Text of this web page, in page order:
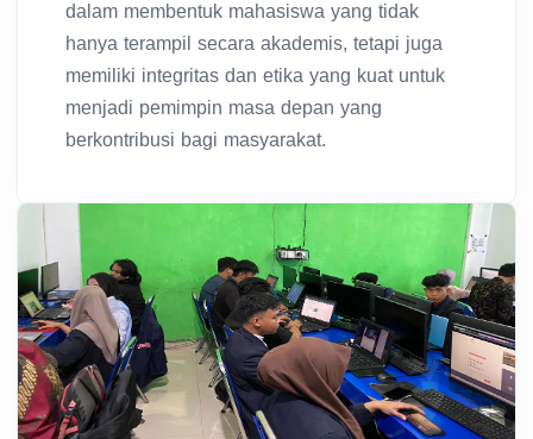
dalam membentuk mahasiswa yang tidak
hanya terampil secara akademis, tetapi juga
memiliki integritas dan etika yang kuat untuk
menjadi pemimpin masa depan yang
berkontribusi bagi masyarakat.